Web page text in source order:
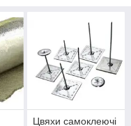
а також
і плоских поверхонь.
при новому
і споруд різного
ізольованих
Цвяхи самоклеючі